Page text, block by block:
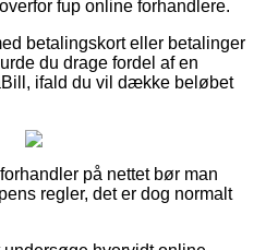
fup online forhandlere.
betalingskort eller betalinger
du drage fordel af en
ifald du vil dække beløbet
på nettet bør man
regler, det er dog normalt